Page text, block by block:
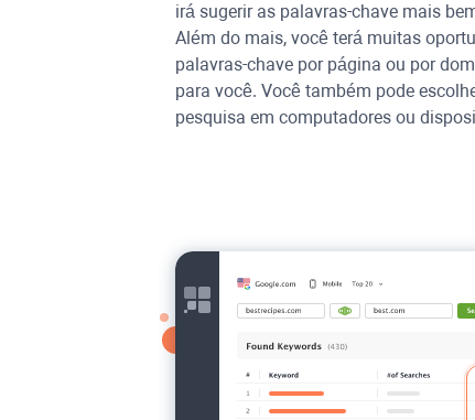
irá sugerir as palavras-chave mais
Além do mais, você terá muitas
palavras-chave por página ou por
para você. Você também pode
pesquisa em computadores ou